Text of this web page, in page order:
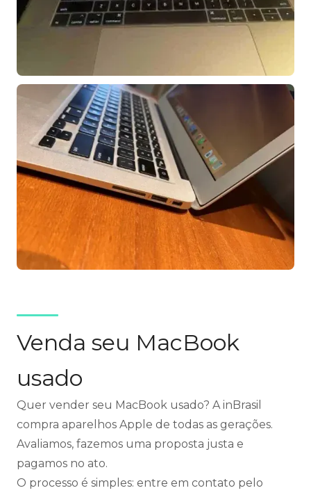
Venda seu MacBook
usado
Quer vender seu MacBook usado? A inBrasil
compra aparelhos Apple de todas as gerações.
Avaliamos, fazemos uma proposta justa e
pagamos no ato.
O processo é simples: entre em contato pelo